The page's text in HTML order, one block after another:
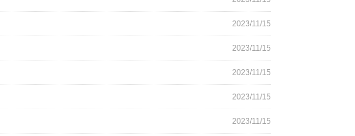
2023/11/15
2023/11/15
2023/11/15
2023/11/15
2023/11/15